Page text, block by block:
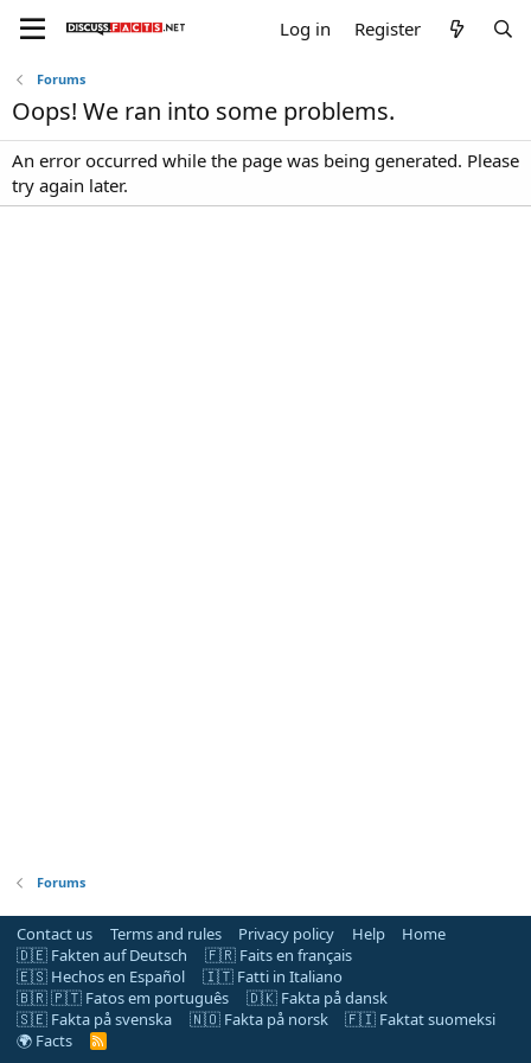
Log in Register
Forums
Oops! We ran into some problems.
An error occurred while the page was being generated. Please
try again later.
Forums
Contact us Terms and rules Privacy policy Help
Home
🇩🇪 Fakten auf Deutsch
🇫🇷 Faits en français
🇪🇸 Hechos en Español
🇮🇹 Fatti in Italiano
🇧🇷 🇵🇹 Fatos em português
🇩🇰 Fakta på dansk
🇸🇪 Fakta på svenska
🇳🇴 Fakta på norsk
🇫🇮 Faktat suomeksi
🌍 Facts
R